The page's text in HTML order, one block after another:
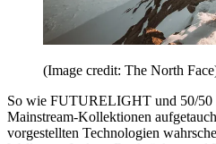
(Image credit: The North
So wie FUTURELIGHT und 50/50
Mainstream-Kollektionen
vorgestellten Technologien